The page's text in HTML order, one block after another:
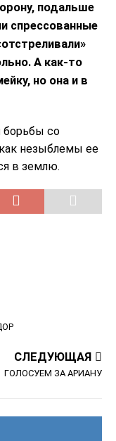
подальше
спрессованные
А как-то
но она и в
борьбы со
незыблемы ее
в землю.
СЛЕДУЮЩАЯ
ГОЛОСУЕМ ЗА АРИАНУ